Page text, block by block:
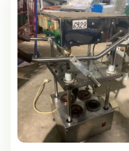
ТОРГОВАЯ